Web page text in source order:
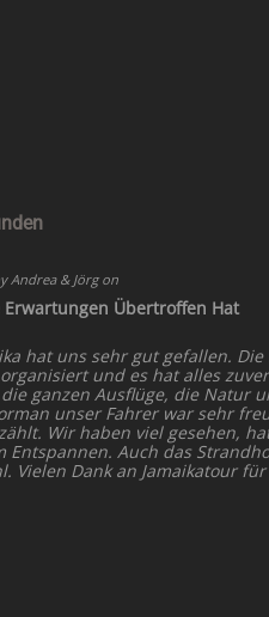
Andrea & Jörgon
Erwartungen Übertroffen Hat
hat uns sehr gut gefallen.
und es hat alles
ganzen Ausflüge, die Natur
unser Fahrer war sehr
Wir haben viel gesehen,
Entspannen. Auch das
Vielen Dank an Jamaikatour